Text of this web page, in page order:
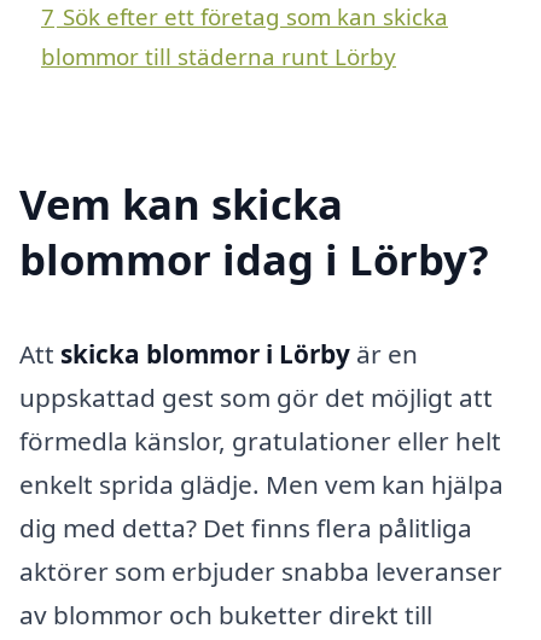
7 Sök efter ett företag som kan skicka
blommor till städerna runt Lörby
Vem kan skicka
blommor idag i Lörby?
Att skicka blommor i Lörby är en
uppskattad gest som gör det möjligt att
förmedla känslor, gratulationer eller helt
enkelt sprida glädje. Men vem kan hjälpa
dig med detta? Det finns flera pålitliga
aktörer som erbjuder snabba leveranser
av blommor och buketter direkt till